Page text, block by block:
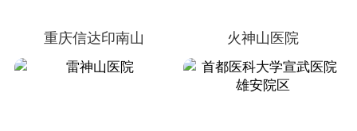
重庆信达印南山 火神山医院